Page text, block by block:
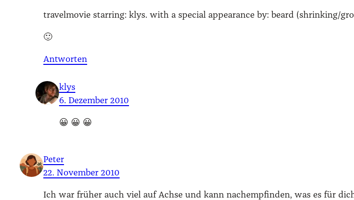
tra­vel­mo­vie star­ring: klys. with a spe­cial appearance by: beard (shrinking/​
🙂
Antworten
klys
6. Dezember 2010
😀 😀 😀
Peter
22. November 2010
Ich war frü­her auch viel auf Ach­se und kann nach­emp­fin­den, was es für